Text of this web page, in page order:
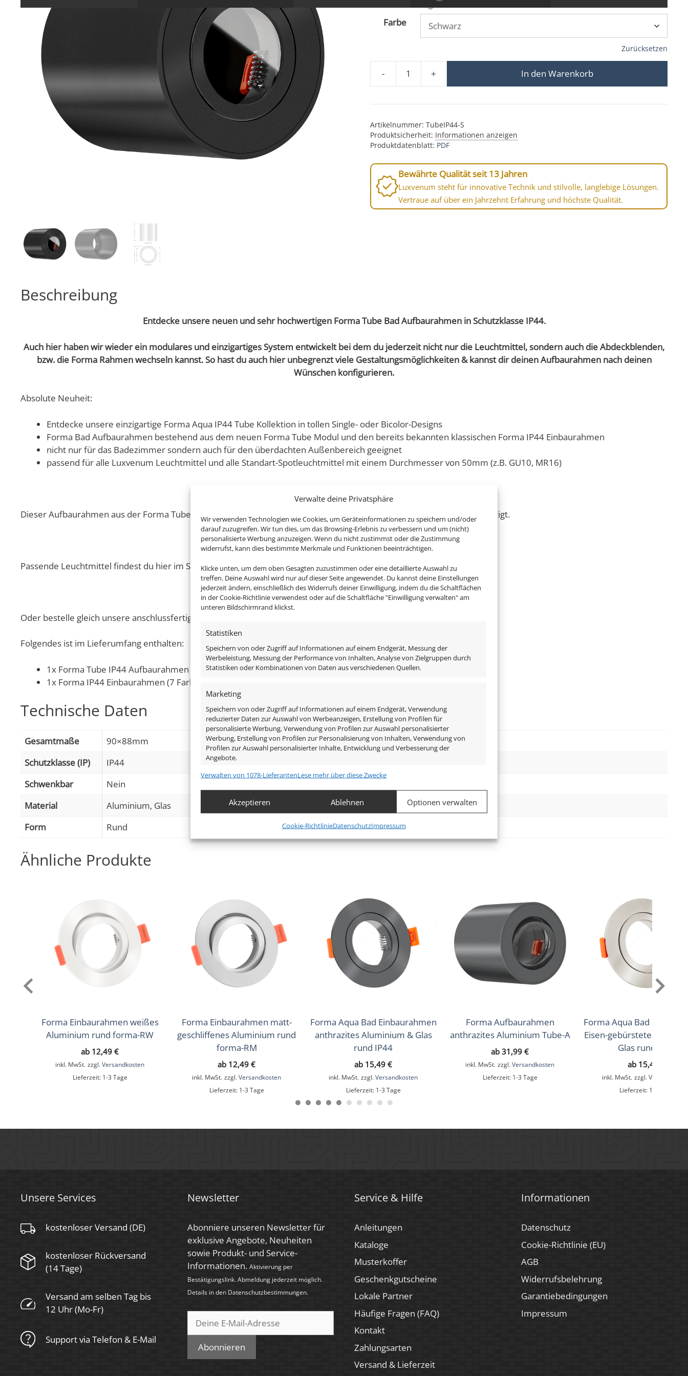
Verwalte deine Privatsphäre
Wir verwenden Technologien wie Cookies, um Geräteinformationen zu speichern und/oder
darauf zuzugreifen. Wir tun dies, um das Browsing-Erlebnis zu verbessern und um (nicht)
personalisierte Werbung anzuzeigen. Wenn du nicht zustimmst oder die Zustimmung
widerrufst, kann dies bestimmte Merkmale und Funktionen beeinträchtigen.
Klicke unten, um dem oben Gesagten zuzustimmen oder eine detaillierte Auswahl zu
treffen. Deine Auswahl wird nur auf dieser Seite angewendet. Du kannst deine Einstellungen
jederzeit ändern, einschließlich des Widerrufs deiner Einwilligung, indem du die Schaltflächen
in der Cookie-Richtlinie verwendest oder auf die Schaltfläche "Einwilligung verwalten" am
unteren Bildschirmrand klickst.
Statistiken
Speichern von oder Zugriff auf Informationen auf einem Endgerät, Messung der
Werbeleistung, Messung der Performance von Inhalten, Analyse von Zielgruppen durch
Statistiken oder Kombinationen von Daten aus verschiedenen Quellen.
Marketing
Speichern von oder Zugriff auf Informationen auf einem Endgerät, Verwendung
reduzierter Daten zur Auswahl von Werbeanzeigen, Erstellung von Profilen für
personalisierte Werbung, Verwendung von Profilen zur Auswahl personalisierter
Werbung, Erstellung von Profilen zur Personalisierung von Inhalten, Verwendung von
Profilen zur Auswahl personalisierter Inhalte, Entwicklung und Verbesserung der
Angebote.
Abgleichung und Kombination von Daten aus unterschiedlichen Quellen,
Verknüpfung verschiedener Endgeräte, Identifikation von Endgeräten
Gewährleistung der Sicherheit, Verhinderung und Aufdeckung von
Verwalten von 1078-LieferantenLese mehr über diese Zwecke
Akzeptieren Ablehnen Optionen verwalten
Cookie-RichtlinieDatenschutzImpressum
1-3 Tage
Farbe
Zurücksetzen
-
IP44 Forma Bad Aufbaurahmen schwarzes Aluminium bicolor TubeIP44-S
+ In den Warenkorb
Artikelnummer: TubeIP44-S
Produktsicherheit: Informationen anzeigen
Produktdatenblatt: PDF
Bewährte Qualität seit 13 Jahren
Luxvenum steht für innovative Technik und stilvolle, langlebige Lösungen.
Vertraue auf über ein Jahrzehnt Erfahrung und höchste Qualität.
Beschreibung
Entdecke unsere neuen und sehr hochwertigen Forma Tube Bad Aufbaurahmen in Schutzklasse IP44.
Auch hier haben wir wieder ein modulares und einzigartiges System entwickelt bei dem du jederzeit nicht nur die Leuchtmittel, sondern auch die Abdeckblenden,
bzw. die Forma Rahmen wechseln kannst. So hast du auch hier unbegrenzt viele Gestaltungsmöglichkeiten & kannst dir deinen Aufbaurahmen nach deinen
Wünschen konfigurieren.
Absolute Neuheit:
Entdecke unsere einzigartige Forma Aqua IP44 Tube Kollektion in tollen Single- oder Bicolor-Designs
Forma Bad Aufbaurahmen bestehend aus dem neuen Forma Tube Modul und den bereits bekannten klassischen Forma IP44 Einbaurahmen
nicht nur für das Badezimmer sondern auch für den überdachten Außenbereich geeignet
passend für alle Luxvenum Leuchtmittel und alle Standart-Spotleuchtmittel mit einem Durchmesser von 50mm (z.B. GU10, MR16)
Dieser Aufbaurahmen aus der Forma Tube Aqua Kollektion ist aus hochwertigsten, CNC-gefrästen Voll-Aluminium gefertigt.
Passende Leuchtmittel findest du hier im Shop!
Oder bestelle gleich unsere anschlussfertigen Komplett-Sets und spare bares Geld!
Folgendes ist im Lieferumfang enthalten:
1x Forma Tube IP44 Aufbaurahmen schwarz matt
1x Forma IP44 Einbaurahmen (7 Farben zur Auswahl)
Technische Daten
Gesamtmaße
90×88mm
Schutzklasse (IP)
IP44
Schwenkbar
Nein
Material
Aluminium, Glas
Form
Rund
Anthrazit, Chrom – poliert, Eisen – gebürstet, Schwarz, Silber – gebürstet, Silber – matt, Weiß
Herstellergarantie
6 Jahre
Mehr anzeigen
Ähnliche Produkte
Forma Einbaurahmen weißes
Aluminium rund forma-RW
ab 12,49 €
inkl. MwSt. zzgl.Versandkosten
Lieferzeit: 1-3 Tage
Forma Einbaurahmen matt-
geschliffenes Aluminium rund
forma-RM
ab 12,49 €
inkl. MwSt. zzgl.Versandkosten
Lieferzeit: 1-3 Tage
Forma Aqua Bad Einbaurahmen
anthrazites Aluminium & Glas
rund IP44
ab 15,49 €
inkl. MwSt. zzgl.Versandkosten
Lieferzeit: 1-3 Tage
Forma Aufbaurahmen
anthrazites Aluminium Tube-A
ab 31,99 €
inkl. MwSt. zzgl.Versandkosten
Lieferzeit: 1-3 Tage
Forma Aqua Bad
Eisen-gebürstetes
Glas rund IP44
ab 15,49
inkl. MwSt. zzgl.
Lieferzeit: 1-3 Tage
Unsere Services
kostenloser Versand (DE)
kostenloser Rückversand
(14 Tage)
Versand am selben Tag bis
12 Uhr (Mo-Fr)
Support via Telefon & E-Mail
Newsletter
Abonniere unseren Newsletter für
exklusive Angebote, Neuheiten
sowie Produkt- und Service-
Informationen. Aktivierung per
Bestätigungslink. Abmeldung jederzeit möglich.
Details in den Datenschutzbestimmungen.
Abonnieren
Service & Hilfe
Anleitungen
Kataloge
Musterkoffer
Geschenkgutscheine
Lokale Partner
Häufige Fragen (FAQ)
Kontakt
Zahlungsarten
Versand & Lieferzeit
Informationen
Datenschutz
Cookie-Richtlinie (EU)
AGB
Widerrufsbelehrung
Garantiebedingungen
Impressum